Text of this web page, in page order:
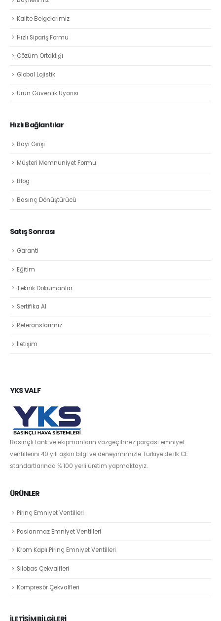
Kalite Belgelerimiz
Hızlı Sipariş Formu
Çözüm Ortaklığı
Global Lojistik
Ürün Güvenlik Uyarısı
Hızlı Bağlantılar
Bayi Girişi
Müşteri Memnuniyet Formu
Blog
Basınç Dönüştürücü
Satış Sonrası
Garanti
Eğitim
Teknik Dökümanlar
Sertifika Al
Referanslarımız
İletişim
YKS VALF
Basınçlı tank ve ekipmanların vazgeçilmez parçası emniyet
ventillerini 40 yılı aşkın bilgi ve deneyimimizle Türkiye'de ilk CE
standartlarında % 100 yerli üretim yapmaktayız.
ÜRÜNLER
Pirinç Emniyet Ventilleri
Paslanmaz Emniyet Ventilleri
Krom Kaplı Pirinç Emniyet Ventilleri
Silobas Çekvalfleri
Kompresör Çekvalfleri
İLETİŞİM BİLGİLERİ